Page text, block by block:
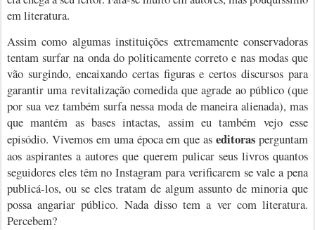
em literatura.
Assim como algumas instituições extremamente conservadoras
tentam surfar na onda do politicamente correto e nas modas que
vão surgindo, encaixando certas figuras e certos discursos para
garantir uma revitalização comedida que agrade ao público (que
por sua vez também surfa nessa moda de maneira alienada), mas
que mantém as bases intactas, assim eu também vejo esse
episódio. Vivemos em uma época em que aseditoras perguntam
aos aspirantes a autores que querem pulicar seus livros quantos
seguidores eles têm no Instagram para verificarem se vale a pena
publicá-los, ou se eles tratam de algum assunto de minoria que
possa angariar público. Nada disso tem a ver com literatura.
Percebem?